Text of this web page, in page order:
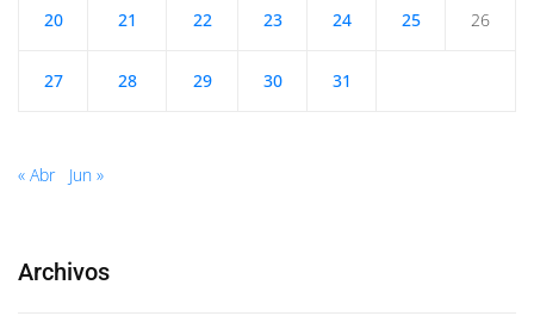
20 21 22 23 24 25 26
27 28 29 30 31
« Abr Jun »
Archivos